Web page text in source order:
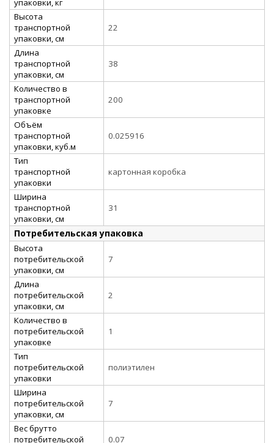
упаковки, кг
Высота
транспортной
упаковки, см
22
Длина
транспортной
упаковки, см
38
Количество в
транспортной
упаковке
200
Объём
транспортной
упаковки, куб.м
0.025916
Тип
транспортной
упаковки
картонная коробка
Ширина
транспортной
упаковки, см
31
Потребительская упаковка
Высота
потребительской
упаковки, см
7
Длина
потребительской
упаковки, см
2
Количество в
потребительской
упаковке
1
Тип
потребительской
упаковки
полиэтилен
Ширина
потребительской
упаковки, см
7
Вес брутто
потребительской
0.07